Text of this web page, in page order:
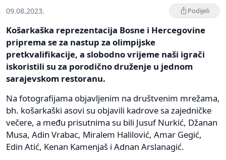
09.08.2023. Podijeli
Košarkaška reprezentacija Bosne i Hercegovine
priprema se za nastup za olimpijske
pretkvalifikacije, a slobodno vrijeme naši igrači
iskoristili su za porodično druženje u jednom
sarajevskom restoranu.
Na fotografijama objavljenim na društvenim mrežama,
bh. košarkaški asovi su objavili kadrove sa zajedničke
večere, a među prisutnima su bili Jusuf Nurkić, Džanan
Musa, Adin Vrabac, Miralem Halilović, Amar Gegić,
Edin Atić, Kenan Kamenjaš i Adnan Arslanagić.